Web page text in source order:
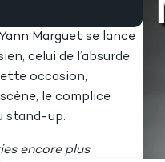
Marguet se lance
celui de l’absurde
occasion,
le complice
stand-up.
encore plus